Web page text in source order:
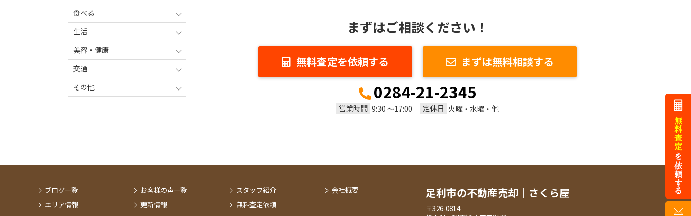
まずはご相談ください！
無料査定を依頼する まずは無料相談する
0284-21-2345
営業時間 9:30 ～17:00 定休日 火曜・水曜・他
食べる
生活
美容・健康
交通
その他
ブログ一覧
エリア情報
お客様の声一覧
更新情報
スタッフ紹介
無料査定依頼
会社概要 足利市の不動産売却｜さくら屋
〒326-0814